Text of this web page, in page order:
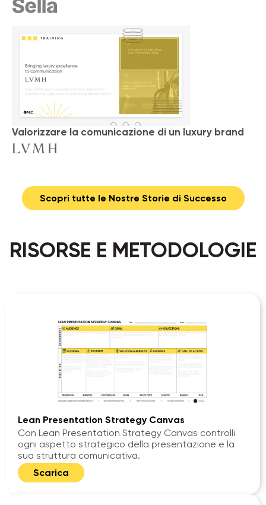
Valorizzare la comunicazione di un luxury brand
Scopri tutte le Nostre Storie di Successo
RISORSE E METODOLOGIE
Lean Presentation Strategy Canvas
Con Lean Presentation Strategy Canvas controlli
ogni aspetto strategico della presentazione e la
sua struttura comunicativa.
Scarica